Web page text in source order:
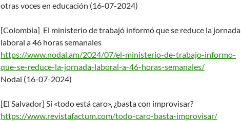
otras voces en educación (16-07-2024)
[Colombia] El ministerio de trabajó informó que se reduce la jornada
laboral a 46 horas semanales
https://www.nodal.am/2024/07/el-ministerio-de-trabajo-informo-
que-se-reduce-la-jornada-laboral-a-46-horas-semanales/
Nodal (16-07-2024)
[El Salvador] Si «todo está caro», ¿basta con improvisar?
https://www.revistafactum.com/todo-caro-basta-improvisar/